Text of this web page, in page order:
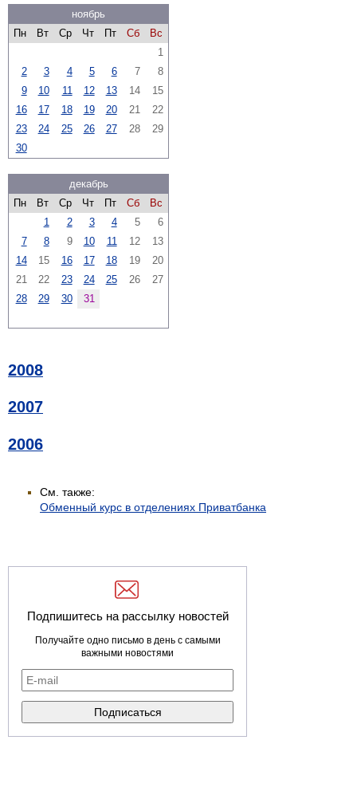
ноябрь
Пн
Вт Ср Чт Пт Сб
Вс
1
2
3 4 5 6 7
8
9
10 11 12 13 14
15
16
17 18 19 20 21
22
23
24 25 26 27 28
29
30
декабрь
Пн
Вт Ср Чт Пт Сб
Вс
1
2 3 4 5
6
7
8 9 10 11 12
13
14
15 16 17 18 19
20
21
22 23 24 25 26
27
28
29 30 31
2008
2007
2006
См. также:
Обменный курс в отделениях Приватбанка
Подпишитесь на рассылку новостей
Получайте одно письмо в день с самыми
важными новостями